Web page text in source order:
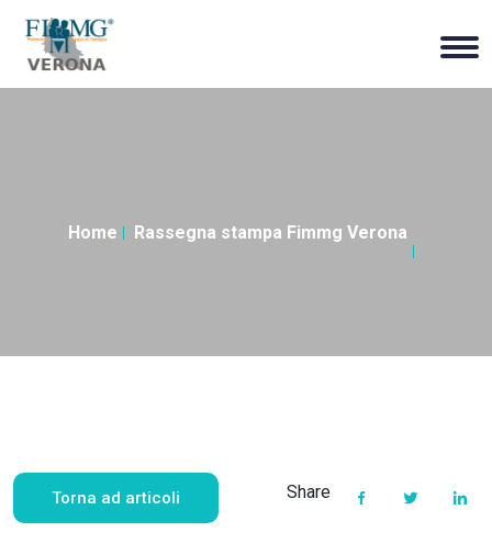
Home Rassegna stampa Fimmg Verona
Torna ad articoli Share